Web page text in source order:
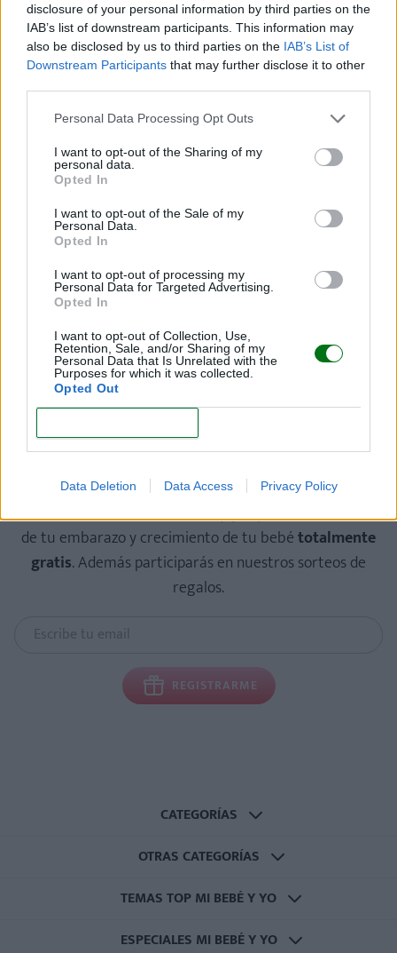
disclosure of your personal information by third parties on the
IAB’s list of downstream participants. This information may
also be disclosed by us to third parties on the IAB’s List of
Downstream Participants that may further disclose it to other
Personal Data Processing Opt Outs
I want to opt-out of the Sharing of my
personal data.
Opted In
I want to opt-out of the Sale of my
Personal Data.
Opted In
I want to opt-out of processing my
Personal Data for Targeted Advertising.
Opted In
I want to opt-out of Collection, Use,
Retention, Sale, and/or Sharing of my
Personal Data that Is Unrelated with the
Purposes for which it was collected.
Opted Out
Data Deletion Data Access Privacy Policy
EMPIEZA POR:
q
Todos los orígenes
Recibirásla revista “Mi bebé y yo” y las newsletters
de tu embarazo y crecimiento de tu bebétotalmente
gratis. Además participarás en nuestros sorteos de
regalos.
REGISTRARME
CATEGORÍAS
OTRAS CATEGORÍAS
TEMAS TOP MI BEBÉ Y YO
ESPECIALES MI BEBÉ Y YO